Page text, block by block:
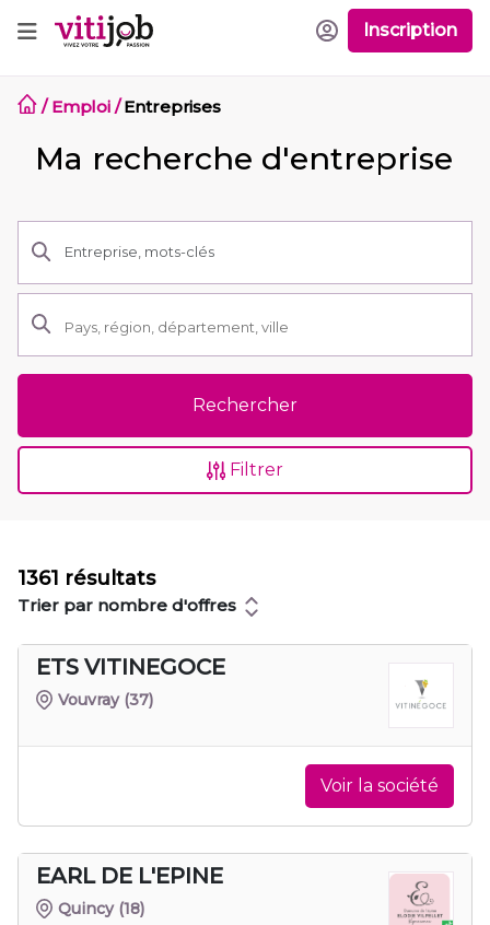
Inscription
/Emploi/Entreprises
Ma recherche d'entreprise
Rechercher
Filtrer
1361 résultats
Trier par nombre d'offres
ETS VITINEGOCE
Vouvray (37)
Voir la société
EARL DE L'EPINE
Quincy (18)